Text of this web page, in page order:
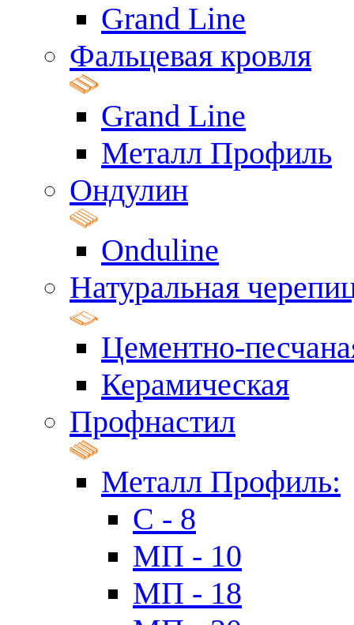
Grand Line
Фальцевая кровля
Grand Line
Металл Профиль
Ондулин
Onduline
Натуральная
Цементно-
Керамическая
Профнастил
Металл Профиль:
C - 8
МП - 10
МП - 18